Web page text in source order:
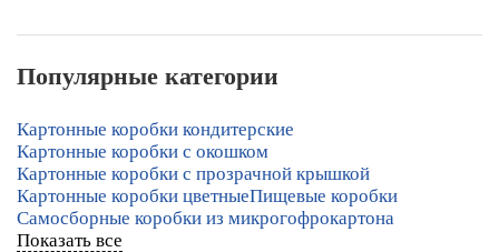
Популярные категории
Картонные коробки кондитерские
Картонные коробки с окошком
Картонные коробки с прозрачной крышкой
Картонные коробки цветныеПищевые коробки
Самосборные коробки из микрогофрокартона
Показать все